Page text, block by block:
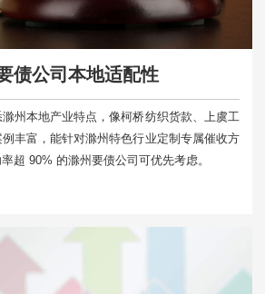
债公司本地适配性
州本地产业特点，像柯桥纺织货款、上虞工
丰富，能针对滁州特色行业定制专属催收方
超 90% 的滁州要债公司可优先考虑。